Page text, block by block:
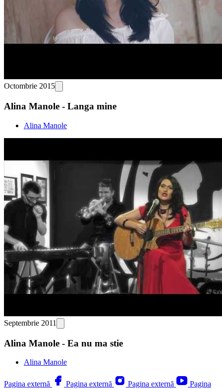
Octombrie 2015
Alina Manole - Langa mine
Alina Manole
Septembrie 2011
Alina Manole - Ea nu ma stie
Alina Manole
Pagina externă Pagina externă Pagina externă
Pagina